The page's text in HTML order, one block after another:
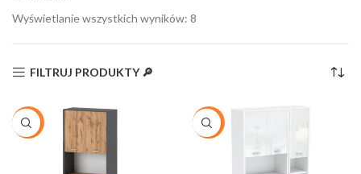
Wyświetlanie wszystkich wyników: 8
FILTRUJ PRODUKTY 🔎
-23% -13%